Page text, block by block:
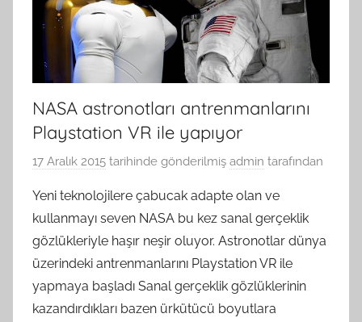
NASA astronotları antrenmanlarını
Playstation VR ile yapıyor
17 Aralık 2015 tarihinde gönderilmiş admin tarafından
Yeni teknolojilere çabucak adapte olan ve
kullanmayı seven NASA bu kez sanal gerçeklik
gözlükleriyle haşır neşir oluyor. Astronotlar dünya
üzerindeki antrenmanlarını Playstation VR ile
yapmaya başladı Sanal gerçeklik gözlüklerinin
kazandırdıkları bazen ürkütücü boyutlara